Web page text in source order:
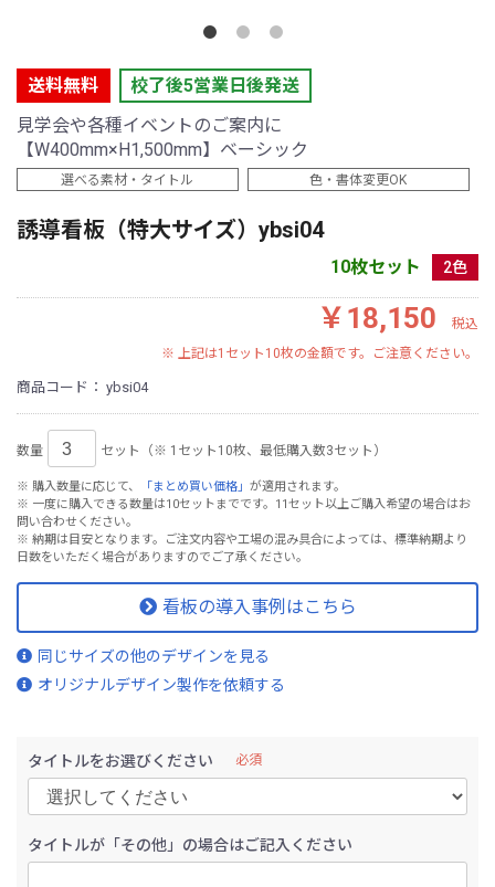
送料無料
校了後5営業日後発送
見学会や各種イベントのご案内に
【W400mm×H1,500mm】ベーシック
選べる素材・タイトル 色・書体変更OK
誘導看板（特大サイズ）ybsi04
10枚セット 2色
￥18,150
税込
※ 上記は1セット10枚の金額です。ご注意ください。
商品コード： ybsi04
数量 セット（※ 1セット10枚、最低購入数3セット）
※ 購入数量に応じて、 「まとめ買い価格」 が適用されます。
※ 一度に購入できる数量は10セットまでです。11セット以上ご購入希望の場合はお
問い合わせください。
※ 納期は目安となります。ご注文内容や工場の混み具合によっては、標準納期より
日数をいただく場合がありますのでご了承ください。
看板の導入事例はこちら
同じサイズの他のデザインを見る
オリジナルデザイン製作を依頼する
タイトルをお選びください 必須
タイトルが「その他」の場合はご記入ください